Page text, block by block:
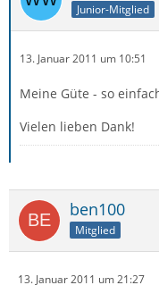
Junior-Mitglied
13. Januar 2011 um 10:51
Meine Güte - so
Vielen lieben Dank!
ben100
Mitglied
13. Januar 2011 um 21:27